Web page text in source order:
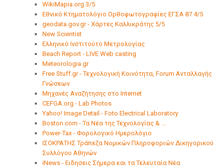
WikiMapia.org 3/5
Εθνικό Κτηματολόγιο Ορθοφωτογραφίες ΕΓΣΑ 87 4/5
geodata.gov.gr - Χάρτες Καλλικράτης 5/5
New Scientist
Ελληνικό Ινστιτούτο Μετρολογίας
Beach Report - LIVE Web casting
Meteorologia.gr
Free Stuff.gr - Τεχνολογική Κοινότητα, Forum Ανταλλαγής
Γνώσεων
Μηχανές Αναζήτησης στο Internet
CEFGA.org - Lab Photos
Yahoo! Image Detail - Foto Electrical Laboratory
Βoston.com - Τα Νέα της Τεχνολογίας & ...
Power-Tax - Φορολογικό Ημερολόγιο
ΙΣΟΚΡΑΤΗΣ Τράπεζα Νομικών Πληροφοριών Δικηγορικού
Συλλόγου Αθηνών
iNews - Ειδησεις Σήμερα και τα Τελευταία Νέα